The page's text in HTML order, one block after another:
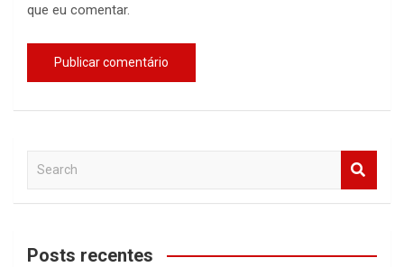
que eu comentar.
a
c
Posts recentes